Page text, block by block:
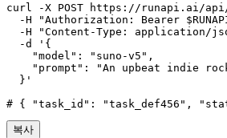
curl -X POST https://runapi.ai/
-H "Authorization: Bearer
-H "Content-Type: application/
  -d '{
    "model": "suno-v5",
"prompt": "An upbeat indie
  }'
# { "task_id": "task_def456",
복사